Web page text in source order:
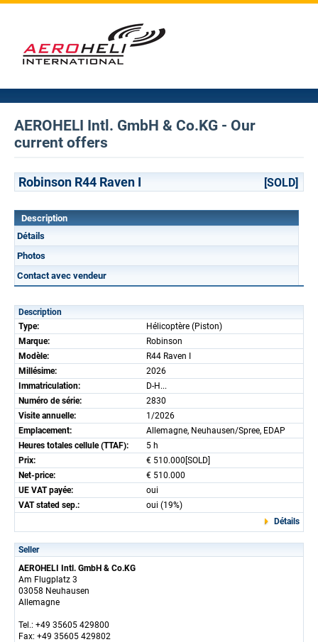
AEROHELI Intl. GmbH & Co.KG - Our
current offers
Robinson R44 Raven I [SOLD]
Description
Détails
Photos
Contact avec vendeur
Description
Type:
Hélicoptère (Piston)
Marque:
Robinson
Modèle:
R44 Raven I
Millésime:
2026
Immatriculation:
D-H...
Numéro de série:
2830
Visite annuelle:
1/2026
Emplacement:
Allemagne, Neuhausen/Spree, EDAP
Heures totales cellule (TTAF):
5 h
Prix:
€ 510.000[SOLD]
Net-price:
€ 510.000
UE VAT payée:
oui
VAT stated sep.:
oui (19%)
Détails
Seller
AEROHELI Intl. GmbH & Co.KG
Am Flugplatz 3
03058 Neuhausen
Allemagne
Tel.: +49 35605 429800
Fax: +49 35605 429802